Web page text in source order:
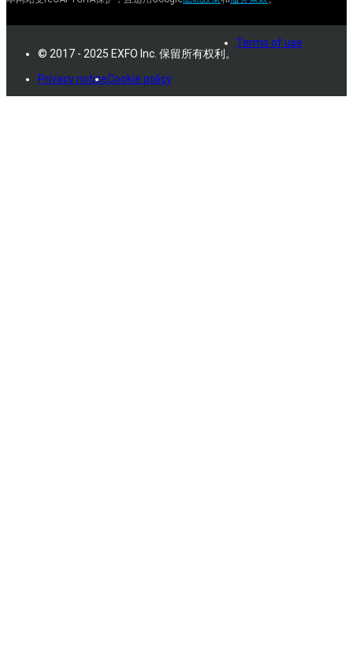
© 2017 - 2025 EXFO Inc. 保留所有权利。
Terms of use
Privacy noticeCookie policy